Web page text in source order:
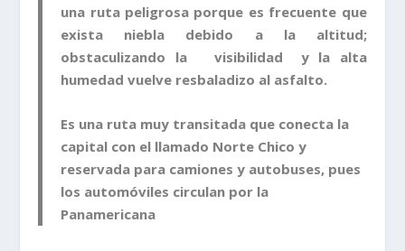
una ruta peligrosa porque es frecuente que
exista niebla debido a la altitud;
obstaculizando la visibilidad y la alta
humedad vuelve resbaladizo al asfalto.
Es una ruta muy transitada que conecta la
capital con el llamado Norte Chico y
reservada para camiones y autobuses, pues
los automóviles circulan por la
Panamericana